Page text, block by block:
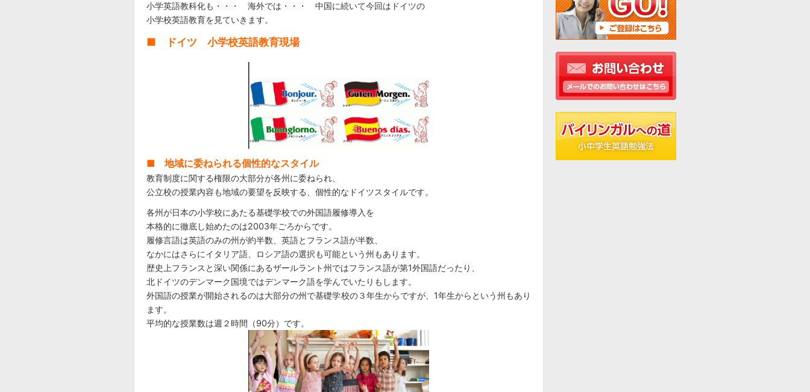
小学英語教科化も・・・ 海外では・・・ 中国に続いて今回はドイツの
小学校英語教育を見ていきます。
■ ドイツ 小学校英語教育現場
■ 地域に委ねられる個性的なスタイル
教育制度に関する権限の大部分が各州に委ねられ、
公立校の授業内容も地域の要望を反映する、個性的なドイツスタイルです。
各州が日本の小学校にあたる基礎学校での外国語履修導入を
本格的に徹底し始めたのは2003年ごろからです。
履修言語は英語のみの州が約半数、英語とフランス語が半数、
なかにはさらにイタリア語、ロシア語の選択も可能という州もあります。
歴史上フランスと深い関係にあるザールラント州ではフランス語が第1外国語だったり、
北ドイツのデンマーク国境ではデンマーク語を学んでいたりもします。
外国語の授業が開始されるのは大部分の州で基礎学校の３年生からですが、1年生からという州もあり
ます。
平均的な授業数は週２時間（90分）です。